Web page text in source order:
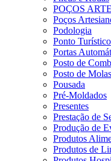
POÇOS
Poços
Podologia
Ponto Turístico
Portas
Posto de
Posto de Molas
Pousada
Pré-Moldados
Presentes
Prestação de
Produção de
Produtos
Produtos de